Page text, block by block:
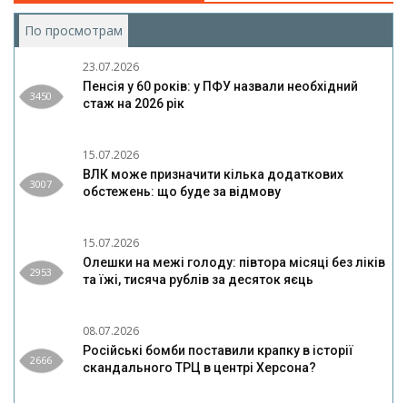
По просмотрам
3450
23.07.2026
Пенсія у 60 років: у ПФУ назвали необхідний
стаж на 2026 рік
3007
15.07.2026
ВЛК може призначити кілька додаткових
обстежень: що буде за відмову
2953
15.07.2026
Олешки на межі голоду: півтора місяці без ліків
та їжі, тисяча рублів за десяток яєць
2666
08.07.2026
Російські бомби поставили крапку в історії
скандального ТРЦ в центрі Херсона?